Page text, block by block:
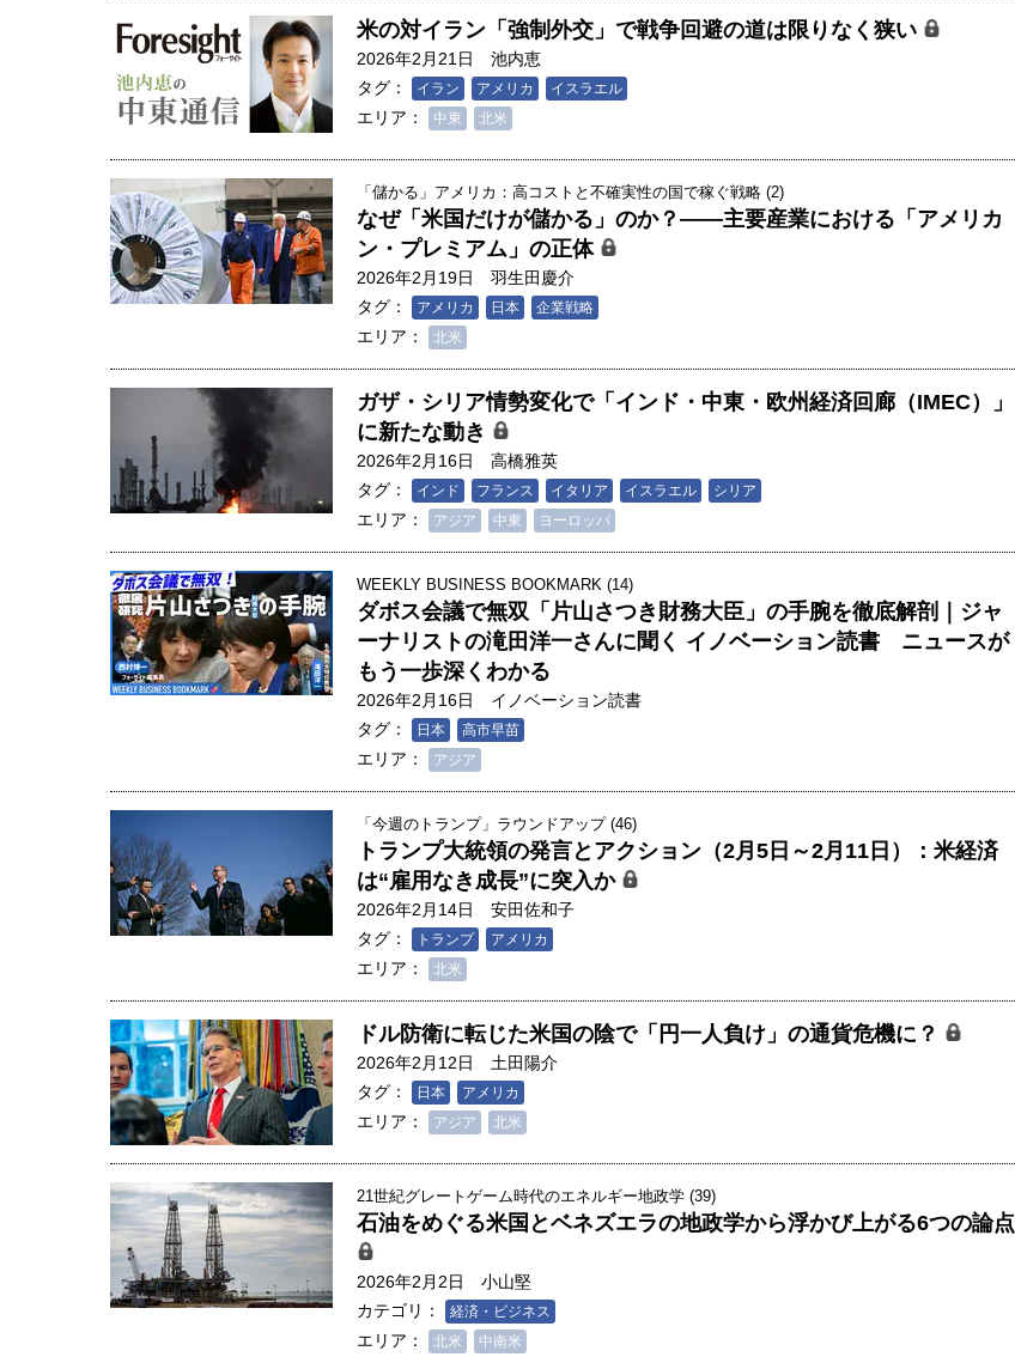
米の対イラン「強制外交」で戦争回避の道は限りなく狭い
2026年2月21日
池内恵
タグ：
イラン アメリカ イスラエル
エリア： 中東 北米
「儲かる」アメリカ：高コストと不確実性の国で稼ぐ戦略 (2)
なぜ「米国だけが儲かる」のか？――主要産業における「アメリカ
ン・プレミアム」の正体
2026年2月19日
羽生田慶介
タグ：
アメリカ 日本 企業戦略
エリア： 北米
ガザ・シリア情勢変化で「インド・中東・欧州経済回廊（IMEC）」
に新たな動き
2026年2月16日
高橋雅英
タグ：
インド フランス イタリア イスラエル シリア
エリア： アジア 中東 ヨーロッパ
WEEKLY BUSINESS BOOKMARK (14)
ダボス会議で無双「片山さつき財務大臣」の手腕を徹底解剖｜ジャ
ーナリストの滝田洋一さんに聞く イノベーション読書 ニュースが
もう一歩深くわかる
2026年2月16日
イノベーション読書
タグ：
日本 高市早苗
エリア： アジア
「今週のトランプ」ラウンドアップ (46)
トランプ大統領の発言とアクション（2月5日～2月11日）：米経済
は“雇用なき成長”に突入か
2026年2月14日
安田佐和子
タグ：
トランプ アメリカ
エリア： 北米
ドル防衛に転じた米国の陰で「円一人負け」の通貨危機に？
2026年2月12日
土田陽介
タグ：
日本 アメリカ
エリア： アジア 北米
21世紀グレートゲーム時代のエネルギー地政学 (39)
石油をめぐる米国とベネズエラの地政学から浮かび上がる6つの論点
2026年2月2日
小山堅
カテゴリ：
経済・ビジネス
エリア： 北米 中南米